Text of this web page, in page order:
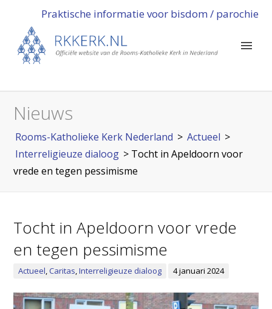
Praktische informatie voor bisdom / parochie
Nieuws
Rooms-Katholieke Kerk Nederland > Actueel >
Interreligieuze dialoog > Tocht in Apeldoorn voor
vrede en tegen pessimisme
Tocht in Apeldoorn voor vrede
en tegen pessimisme
Actueel,Caritas,Interreligieuze dialoog 4 januari 2024